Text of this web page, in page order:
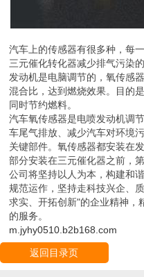
汽车上的传感器有很多种，每
三元催化转化器减少排气污染
发动机是电脑调节的，氧传感
混合比，达到燃烧效果。目的
同时节约燃料。
汽车氧传感器是电喷发动机调
车尾气排放、减少汽车对环境
关键部件。氧传感器都安装在
部分安装在三元催化器之前，
公司将坚持以人为本，构建和
规范运作，坚持走科技兴企、
求实、开拓创新"的企业精神，
的服务。
m.jyhy0510.b2b168.com
返回目录页